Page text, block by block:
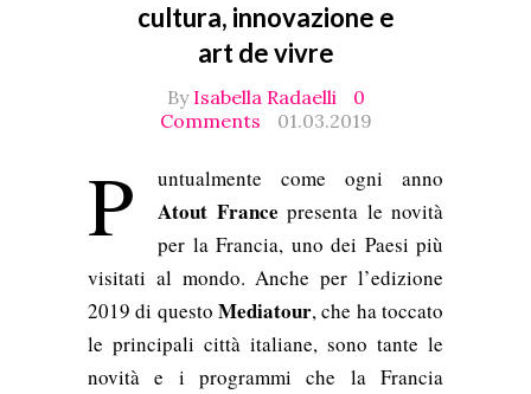
cultura, innovazione e
art de vivre
By Isabella Radaelli
0
Comments
01.03.2019
P untualmente come ogni anno
Atout France presenta le novità
per la Francia, uno dei Paesi più
visitati al mondo. Anche per l’edizione
2019 di questo Mediatour, che ha toccato
le principali città italiane, sono tante le
novità e i programmi che la Francia